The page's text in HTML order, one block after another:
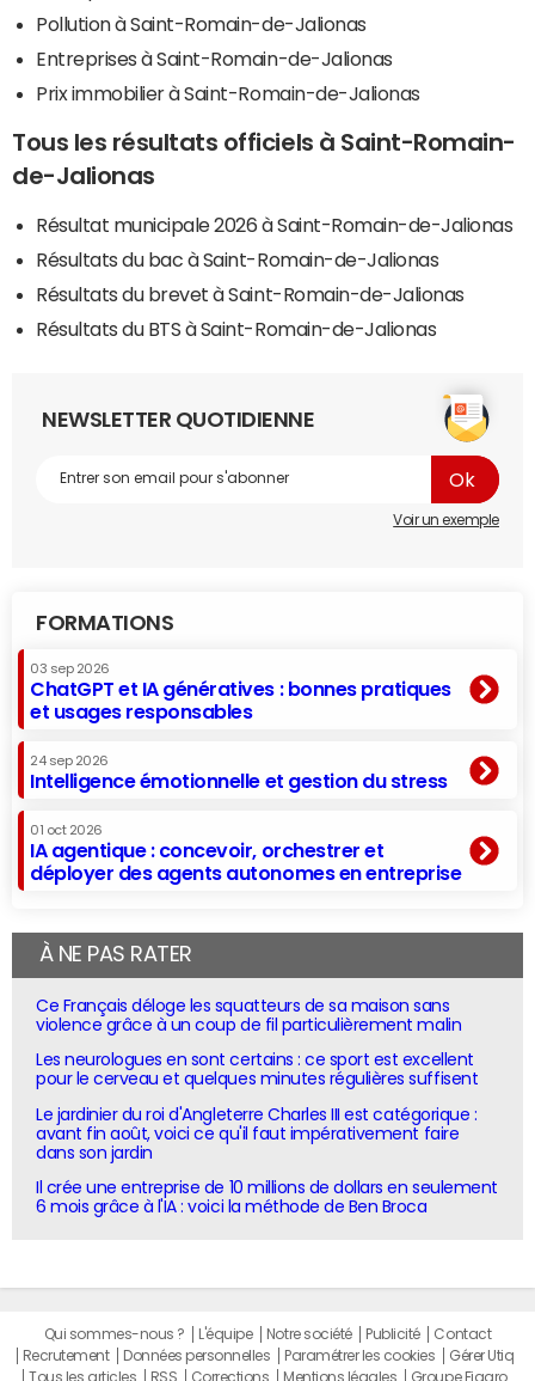
Pollution à Saint-Romain-de-Jalionas
Entreprises à Saint-Romain-de-Jalionas
Prix immobilier à Saint-Romain-de-Jalionas
Tous les résultats officiels à Saint-Romain-
de-Jalionas
Résultat municipale 2026 à Saint-Romain-de-Jalionas
Résultats du bac à Saint-Romain-de-Jalionas
Résultats du brevet à Saint-Romain-de-Jalionas
Résultats du BTS à Saint-Romain-de-Jalionas
NEWSLETTER QUOTIDIENNE
Voir un exemple
FORMATIONS
03 sep 2026
ChatGPT et IA génératives : bonnes pratiques
et usages responsables
24 sep 2026
Intelligence émotionnelle et gestion du stress
01 oct 2026
IA agentique : concevoir, orchestrer et
déployer des agents autonomes en entreprise
À NE PAS RATER
Ce Français déloge les squatteurs de sa maison sans
violence grâce à un coup de fil particulièrement malin
Les neurologues en sont certains : ce sport est excellent
pour le cerveau et quelques minutes régulières suffisent
Le jardinier du roi d'Angleterre Charles III est catégorique :
avant fin août, voici ce qu'il faut impérativement faire
dans son jardin
Il crée une entreprise de 10 millions de dollars en seulement
6 mois grâce à l'IA : voici la méthode de Ben Broca
Qui sommes-nous ? L'équipe Notre société Publicité
Contact
Recrutement
Données personnelles Paramétrer les cookies
Gérer Utiq
Tous les articles
RSS Corrections Mentions légales Groupe Figaro